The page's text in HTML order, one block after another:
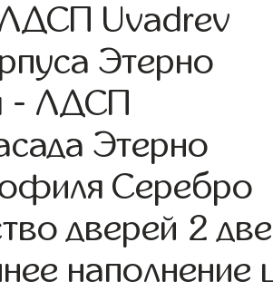
Uvadrev
Этерно
- ЛДСП
Этерно
Серебро
дверей 2